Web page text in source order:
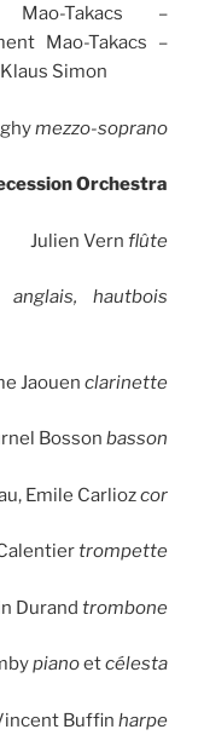
Takacs –
Mao-Takacs –
Simon
mezzo-soprano
Orchestra
Julien Vern flûte
hautbois
Jaouen clarinette
Bosson basson
Emile Carliozcor
trompette
Durand trombone
pianoetcélesta
Buffin harpe